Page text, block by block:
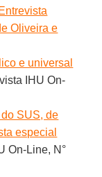
Oliveira e
e universal
IHU On-
SUS, de
especial
On-Line, N°